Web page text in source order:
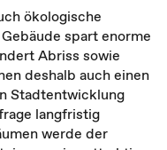
ökologische
spart enorme
Abriss sowie
deshalb auch einen
Stadtentwicklung
langfristig
werde der